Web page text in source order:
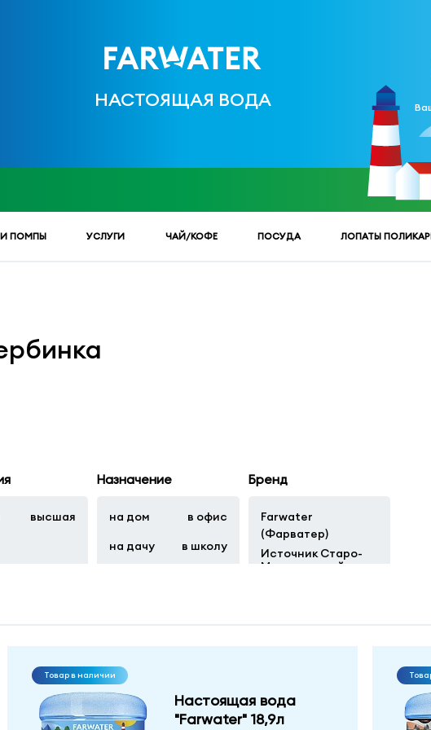
НАСТОЯЩАЯ ВОДА
И ПОМПЫ УСЛУГИ ЧАЙ/КОФЕ ПОСУДА ЛОПАТЫ
высшая
Назначение
на дом
в офис
на дачу
в школу
Бренд
Farwater
(Фарватер)
Источник Старо-
Мытищинский
Товар в наличии
Настоящая вода
"Farwater" 18,9л